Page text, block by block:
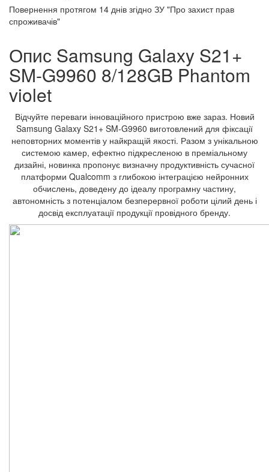
Повернення протягом 14 днів згідно ЗУ "Про захист прав
спроживачів"
Опис Samsung Galaxy S21+
SM-G9960 8/128GB Phantom
violet
Відчуйте переваги інноваційного пристрою вже зараз. Новий
Samsung Galaxy S21+ SM-G9960 виготовлений для фіксації
неповторних моментів у найкращій якості. Разом з унікальною
системою камер, ефектно підкресленою в преміальному
дизайні, новинка пропонує визначну продуктивність сучасної
платформи Qualcomm з глибокою інтеграцією нейронних
обчислень, доведену до ідеалу програмну частину,
автономність з потенціалом безперервної роботи цілий день і
досвід експлуатації продукції провідного бренду.